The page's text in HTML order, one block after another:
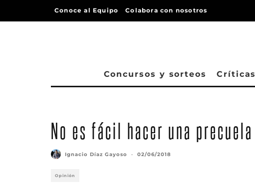
Conoce al Equipo Colabora con nosotros
Concursos y sorteos Críticas
No es fácil hacer una precuela
Ignacio Díaz Gayoso · 02/06/2018
Opinión